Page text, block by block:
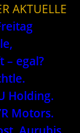
AKTUELLE
– egal?
Holding.
Motors.